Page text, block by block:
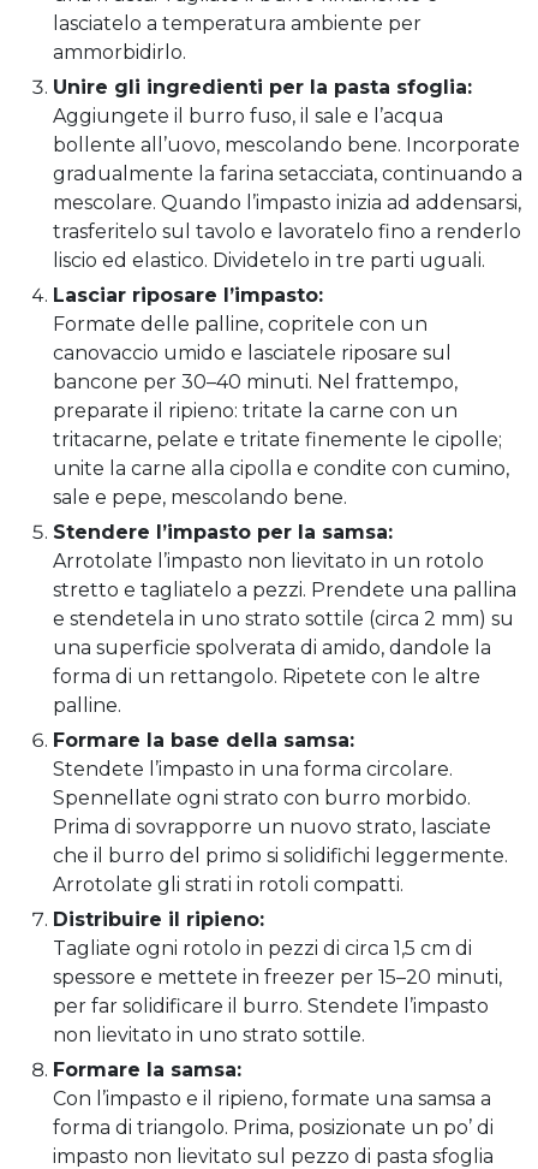
lasciatelo a temperatura ambiente per
ammorbidirlo.
Unire gli ingredienti per la pasta sfoglia:
Aggiungete il burro fuso, il sale e l’acqua
bollente all’uovo, mescolando bene. Incorporate
gradualmente la farina setacciata, continuando a
mescolare. Quando l’impasto inizia ad addensarsi,
trasferitelo sul tavolo e lavoratelo fino a renderlo
liscio ed elastico. Dividetelo in tre parti uguali.
Lasciar riposare l’impasto:
Formate delle palline, copritele con un
canovaccio umido e lasciatele riposare sul
bancone per 30–40 minuti. Nel frattempo,
preparate il ripieno: tritate la carne con un
tritacarne, pelate e tritate finemente le cipolle;
unite la carne alla cipolla e condite con cumino,
sale e pepe, mescolando bene.
Stendere l’impasto per la samsa:
Arrotolate l’impasto non lievitato in un rotolo
stretto e tagliatelo a pezzi. Prendete una pallina
e stendetela in uno strato sottile (circa 2 mm) su
una superficie spolverata di amido, dandole la
forma di un rettangolo. Ripetete con le altre
palline.
Formare la base della samsa:
Stendete l’impasto in una forma circolare.
Spennellate ogni strato con burro morbido.
Prima di sovrapporre un nuovo strato, lasciate
che il burro del primo si solidifichi leggermente.
Arrotolate gli strati in rotoli compatti.
Distribuire il ripieno:
Tagliate ogni rotolo in pezzi di circa 1,5 cm di
spessore e mettete in freezer per 15–20 minuti,
per far solidificare il burro. Stendete l’impasto
non lievitato in uno strato sottile.
Formare la samsa:
Con l’impasto e il ripieno, formate una samsa a
forma di triangolo. Prima, posizionate un po’ di
impasto non lievitato sul pezzo di pasta sfoglia